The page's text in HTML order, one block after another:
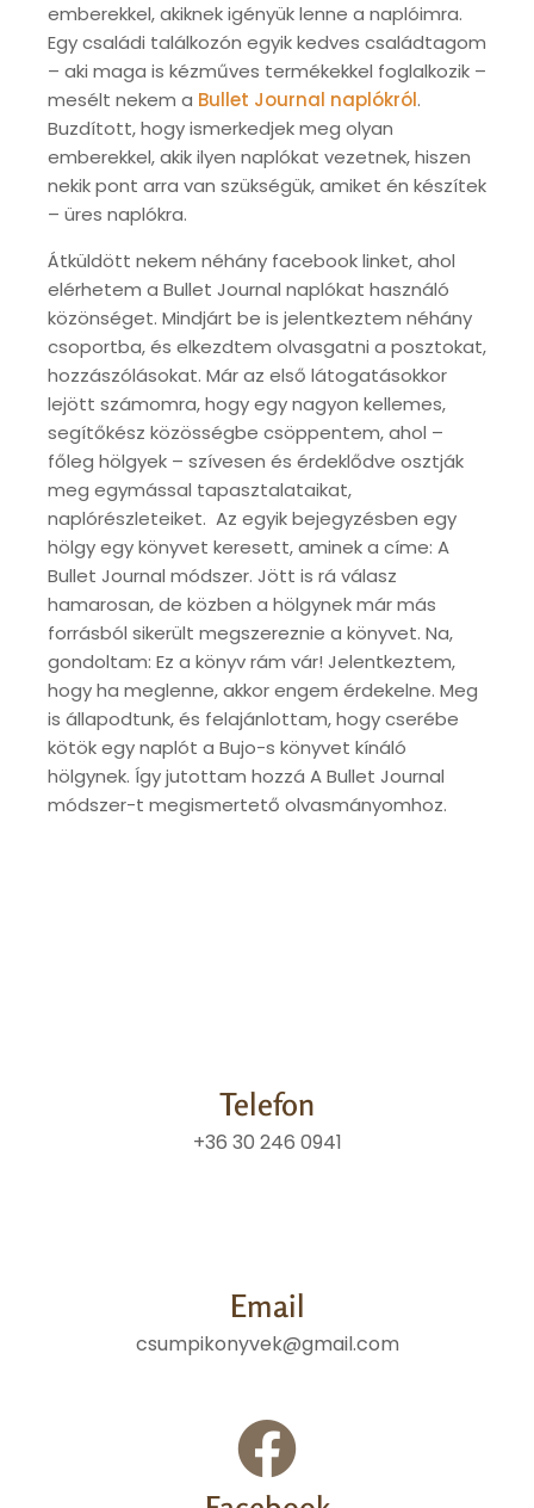
emberekkel, akiknek igényük lenne a naplóimra.
Egy családi találkozón egyik kedves családtagom
– aki maga is kézműves termékekkel foglalkozik –
mesélt nekem a Bullet Journal naplókról.
Buzdított, hogy ismerkedjek meg olyan
emberekkel, akik ilyen naplókat vezetnek, hiszen
nekik pont arra van szükségük, amiket én készítek
– üres naplókra.
Átküldött nekem néhány facebook linket, ahol
elérhetem a Bullet Journal naplókat használó
közönséget. Mindjárt be is jelentkeztem néhány
csoportba, és elkezdtem olvasgatni a posztokat,
hozzászólásokat. Már az első látogatásokkor
lejött számomra, hogy egy nagyon kellemes,
segítőkész közösségbe csöppentem, ahol –
főleg hölgyek – szívesen és érdeklődve osztják
meg egymással tapasztalataikat,
naplórészleteiket. Az egyik bejegyzésben egy
hölgy egy könyvet keresett, aminek a címe: A
Bullet Journal módszer. Jött is rá válasz
hamarosan, de közben a hölgynek már más
forrásból sikerült megszereznie a könyvet. Na,
gondoltam: Ez a könyv rám vár! Jelentkeztem,
hogy ha meglenne, akkor engem érdekelne. Meg
is állapodtunk, és felajánlottam, hogy cserébe
kötök egy naplót a Bujo-s könyvet kínáló
hölgynek. Így jutottam hozzá A Bullet Journal
módszer-t megismertető olvasmányomhoz.
Telefon
+36 30 246 0941
Email
csumpikonyvek@gmail.com